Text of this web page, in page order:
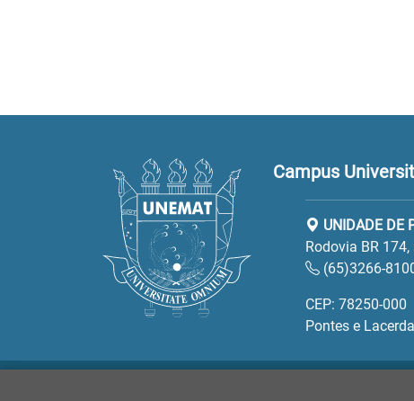
Campus
UNIDADE DE
Rodovia BR
(65)3266-
CEP: 78250-000
Pontes e